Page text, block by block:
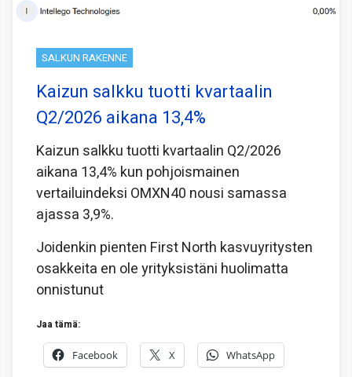
SALKUN RAKENNE
Kaizun salkku tuotti kvartaalin
Q2/2026 aikana 13,4%
Kaizun salkku tuotti kvartaalin Q2/2026
aikana 13,4% kun pohjoismainen
vertailuindeksi OMXN40 nousi samassa
ajassa 3,9%.
Joidenkin pienten First North kasvuyritysten
osakkeita en ole yrityksistäni huolimatta
onnistunut
Jaa tämä:
Facebook X WhatsApp